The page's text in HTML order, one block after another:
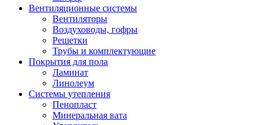
Вентиляционные системы
Вентиляторы
Воздуховоды, гофры
Решетки
Трубы и комплектующие
Покрытия для пола
Ламинат
Линолеум
Системы утепления
Пенопласт
Минеральная вата